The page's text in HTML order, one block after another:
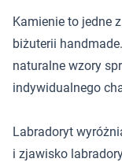
Kamienie to jedne
biżuterii
naturalne wzory
indywidualnego
Labradoryt
i zjawisko